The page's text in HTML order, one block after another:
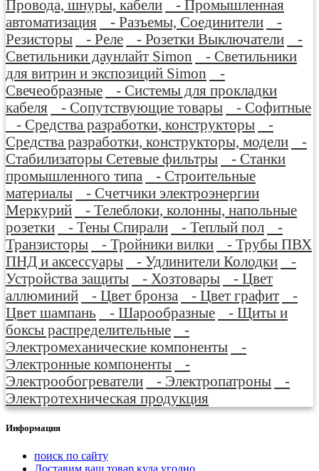
Провода, шнуры, кабели
- Промышленная
автоматизация
- Разъемы, Соединители
-
Резисторы
- Реле - Розетки Выключатели
-
Светильники даунлайт Simon
- Светильники
для витрин и экспозиций Simon
-
Свечеобразные
- Системы для прокладки
кабеля
- Сопутствующие товары
- Софитные
- Средства разработки, конструкторы
-
Средства разработки, конструкторы, модели
-
Стабилизаторы Сетевые фильтры
- Станки
промышленного типа
- Строительные
материалы
- Счетчики электроэнергии
Меркурий
- Телеблоки, колонны, напольные
розетки
- Тены Спирали - Теплый пол
-
Транзисторы
- Тройники вилки
- Трубы ПВХ
ПНД и аксессуары
- Удлинители Колодки
-
Устройства защиты
- Хозтовары
- Цвет
аллюминий
- Цвет бронза - Цвет графит
-
Цвет шампань
- Шарообразные
- Щиты и
боксы распределительные
-
Электромеханические компоненты
-
Электронные компоненты
-
Электрообогреватели
- Электропатроны
-
Электротехническая продукция
Информация
поиск по сайту
Доставим ваш товар куда угодно